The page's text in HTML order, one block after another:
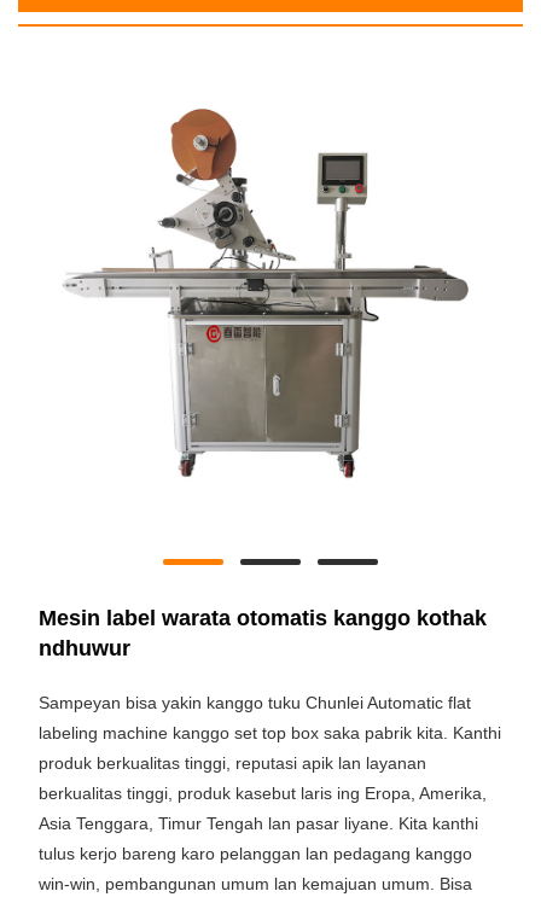
Mesin label warata otomatis kanggo kothak
ndhuwur
Sampeyan bisa yakin kanggo tuku Chunlei Automatic flat
labeling machine kanggo set top box saka pabrik kita. Kanthi
produk berkualitas tinggi, reputasi apik lan layanan
berkualitas tinggi, produk kasebut laris ing Eropa, Amerika,
Asia Tenggara, Timur Tengah lan pasar liyane. Kita kanthi
tulus kerjo bareng karo pelanggan lan pedagang kanggo
win-win, pembangunan umum lan kemajuan umum. Bisa